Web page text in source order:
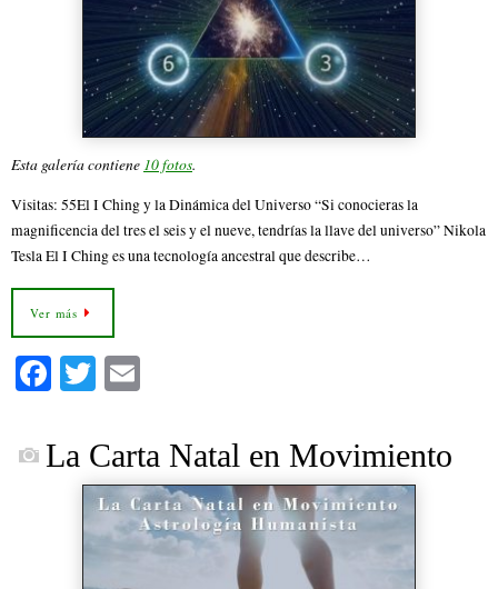
Esta galería contiene 10 fotos.
Visitas: 55El I Ching y la Dinámica del Universo “Si conocieras la
magnificencia del tres el seis y el nueve, tendrías la llave del universo” Nikola
Tesla El I Ching es una tecnología ancestral que describe…
Ver más
Fa
bo
ok
T
tte
r
ail
La Carta Natal en Movimiento